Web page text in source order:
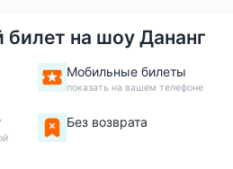
на шоу Дананг
Мобильные билеты
показать на вашем телефоне
Без возврата